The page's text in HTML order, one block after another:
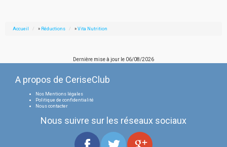
Accueil » Réductions » Vita Nutrition
Dernière mise à jour le 06/08/2026
A propos de CeriseClub
Nos Mentions légales
Politique de confidentialité
Nous contacter
Nous suivre sur les réseaux sociaux